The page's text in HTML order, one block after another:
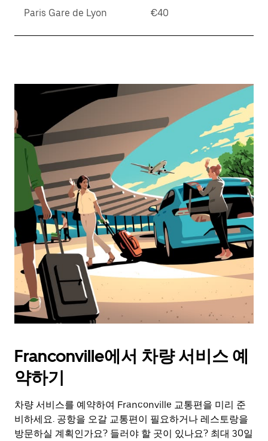
Paris Gare de Lyon €40
Franconville에서 차량 서비스 예
약하기
차량 서비스를 예약하여 Franconville 교통편을 미리 준
비하세요. 공항을 오갈 교통편이 필요하거나 레스토랑을
방문하실 계획인가요? 들러야 할 곳이 있나요? 최대 30일